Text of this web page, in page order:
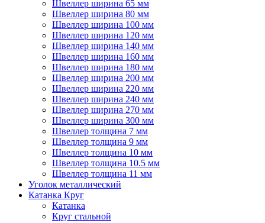
Швеллер ширина 65 мм
Швеллер ширина 80 мм
Швеллер ширина 100 мм
Швеллер ширина 120 мм
Швеллер ширина 140 мм
Швеллер ширина 160 мм
Швеллер ширина 180 мм
Швеллер ширина 200 мм
Швеллер ширина 220 мм
Швеллер ширина 240 мм
Швеллер ширина 270 мм
Швеллер ширина 300 мм
Швеллер толщина 7 мм
Швеллер толщина 9 мм
Швеллер толщина 10 мм
Швеллер толщина 10.5 мм
Швеллер толщина 11 мм
Уголок металлический
Катанка Круг
Катанка
Круг стальной